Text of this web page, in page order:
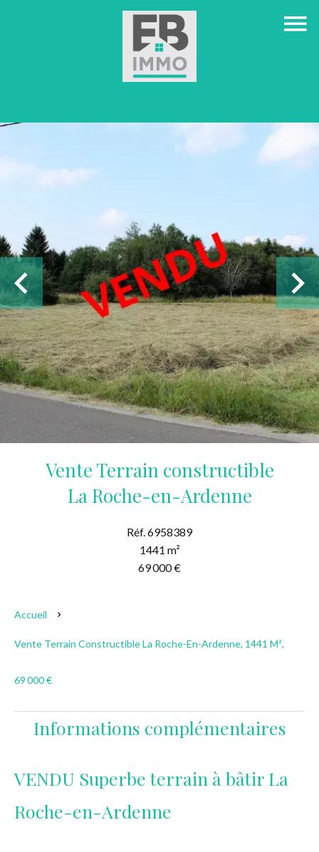
Vente Terrain constructible
La Roche-en-Ardenne
Réf. 6958389
1441 m²
69 000 €
Accueil
Vente Terrain Constructible La Roche-En-Ardenne, 1441 M²,
69 000 €
Informations complémentaires
VENDU Superbe terrain à bâtir La
Roche-en-Ardenne